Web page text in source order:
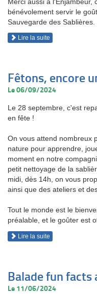
bénévolement servir le
Sauvegarde des Sablières.
Lire la suite
Fêtons, encore
Le 06/09/2024
Le 28 septembre, c'est
en fête !
On vous attend nombreux
nature pour apprendre,
moment en notre
petit nettoyage de la
midi, dès 14h, on vous
ainsi que des ateliers et
Tout le monde est le
préalable, et le goûter est
Lire la suite
Balade fun facts
Le 11/06/2024